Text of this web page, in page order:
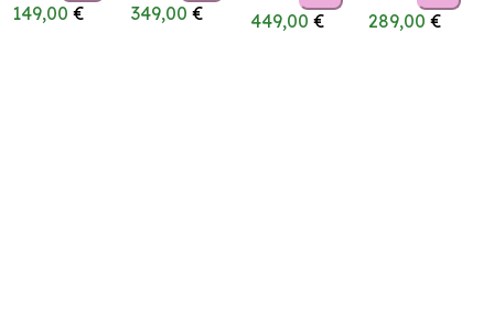
149,00 € 349,00 € 449,00 € 289,00 €